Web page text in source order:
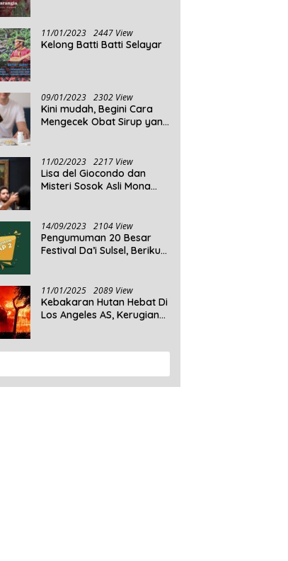
11/01/2023 2447 View
Kelong Batti Batti Selayar
09/01/2023 2302 View
Kini mudah, Begini Cara
Mengecek Obat Sirup yang
Aman Untuk Dikonsumsi
11/02/2023 2217 View
Lisa del Giocondo dan
Misteri Sosok Asli Mona
14/09/2023 2104 View
Pengumuman 20 Besar
Festival Da’i Sulsel, Berikut
11/01/2025 2089 View
Kebakaran Hutan Hebat Di
Los Angeles AS, Kerugian